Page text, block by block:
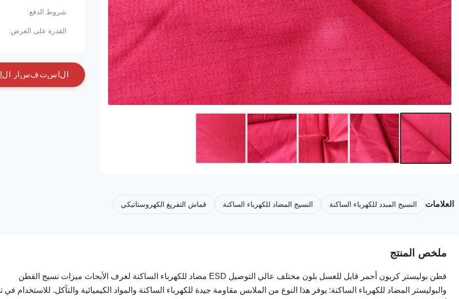
شروط الدفع:
القدرة على العرض:
ل ستفس ر ل
العلامات النسيج المبدد للكهرباء الساكنة النسيج المضاد للكهرباء الساكنة قماش التفريغ الكهروستاتيكي
ملخص المنتج
قطن بوليستر كربون أحمر قابل للغسل بلون مختلف عالي التوصيل ESD مضاد للكهرباء الساكنة لغرف الأبحاث ميزات نسيج القطن
والبوليستر المضاد للكهرباء الساكنة: يوفر هذا النوع من الملابس مقاومة جيدة للكهرباء الساكنة والمواد الكيميائية والتآكل. للاستخدام في